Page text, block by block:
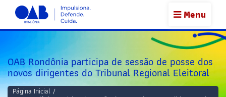
Menu
OAB Rondônia participa de sessão de posse dos
novos dirigentes do Tribunal Regional Eleitoral
Página Inicial /